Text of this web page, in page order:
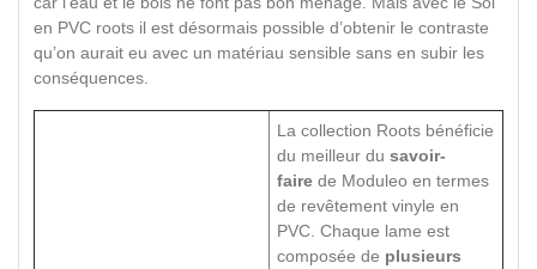
en PVC roots il est désormais possible d’obtenir le contraste
qu’on aurait eu avec un matériau sensible sans en subir les
conséquences.
La collection Roots bénéficie
du meilleur du savoir-
faire de Moduleo en termes
de revêtement vinyle en
PVC. Chaque lame est
composée de plusieurs